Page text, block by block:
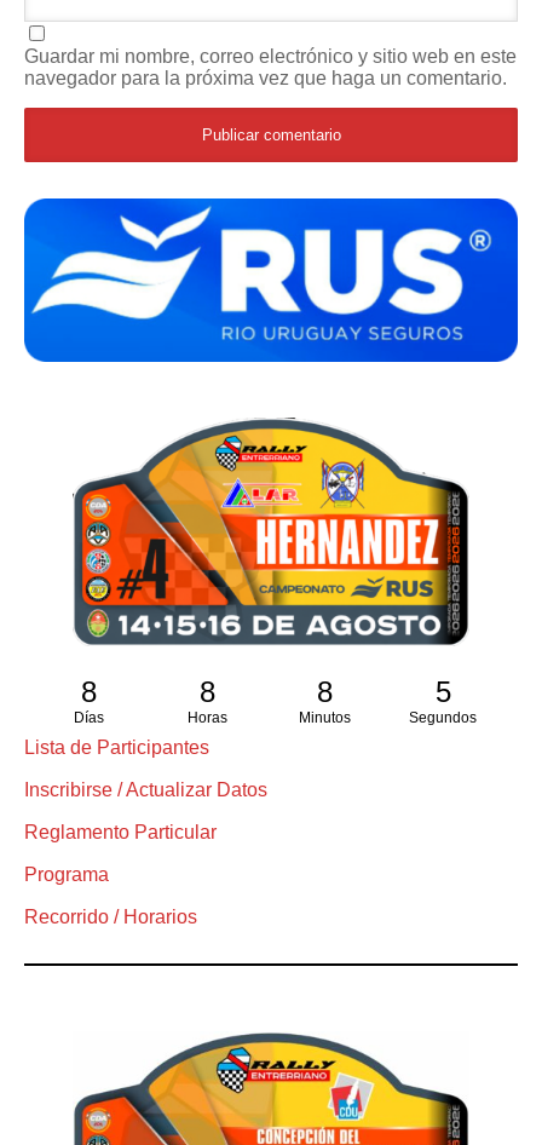
Guardar mi nombre, correo electrónico y sitio web en este
navegador para la próxima vez que haga un comentario.
8
Días
8
Horas
8
Minutos
4
Segundos
Lista de Participantes
Inscribirse / Actualizar Datos
Reglamento Particular
Programa
Recorrido / Horarios